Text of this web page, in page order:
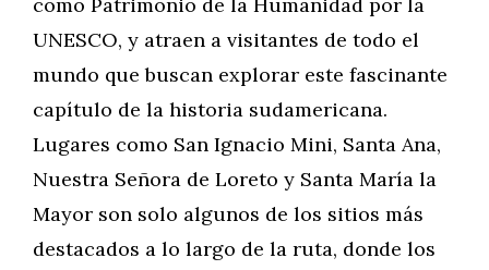
UNESCO, y atraen a visitantes de todo el
mundo que buscan explorar este fascinante
capítulo de la historia sudamericana.
Lugares como San Ignacio Mini, Santa Ana,
Nuestra Señora de Loreto y Santa María la
Mayor son solo algunos de los sitios más
destacados a lo largo de la ruta, donde los